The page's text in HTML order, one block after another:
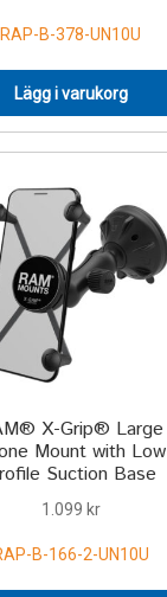
RAP-B-378-UN10U
Lägg i varukorg
X-Grip® Large
Mount with Low
Suction Base
1.099 kr
B-166-2-UN10U